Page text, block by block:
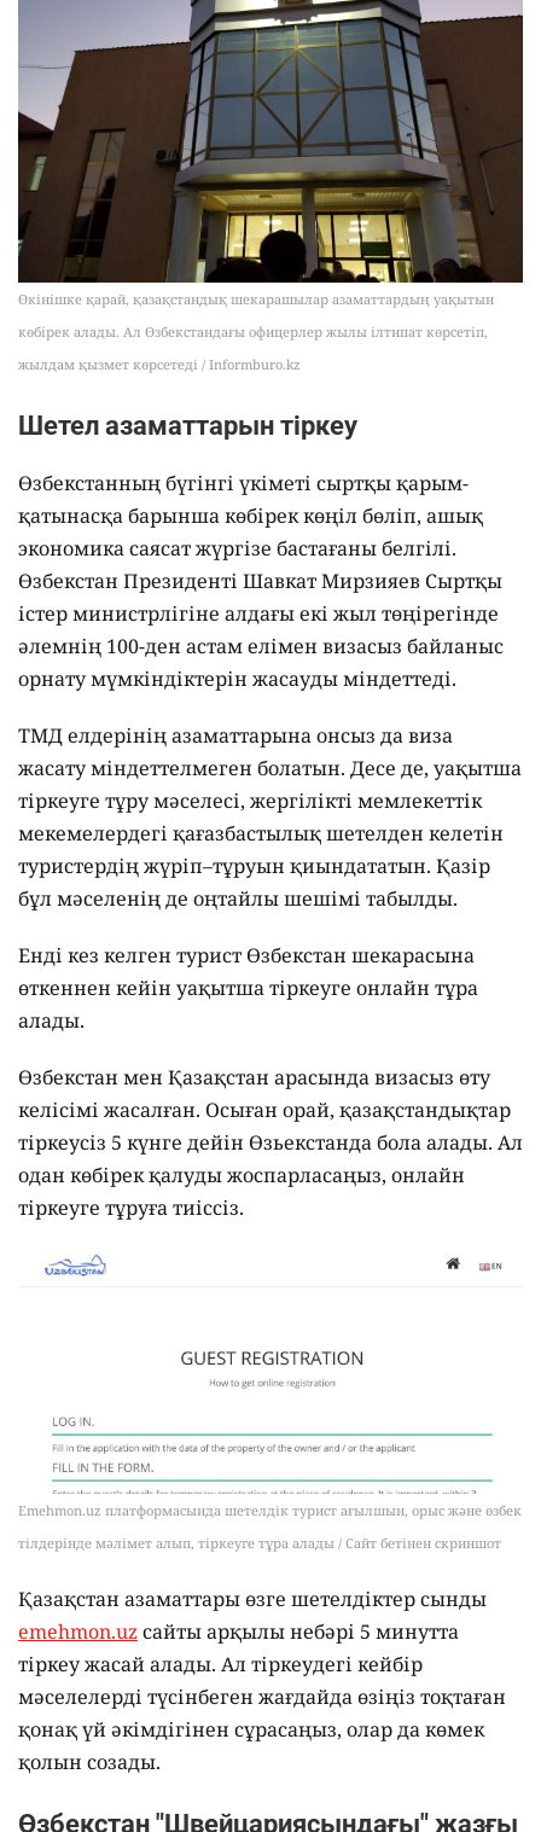
Өкінішке қарай, қазақстандық шекарашылар азаматтардың уақытын
көбірек алады. Ал Өзбекстандағы офицерлер жылы ілтипат көрсетіп,
жылдам қызмет көрсетеді / Informburo.kz
Шетел азаматтарын тіркеу
Өзбекстанның бүгінгі үкіметі сыртқы қарым-
қатынасқа барынша көбірек көңіл бөліп, ашық
экономика саясат жүргізе бастағаны белгілі.
Өзбекстан Президенті Шавкат Мирзияев Сыртқы
істер министрлігіне алдағы екі жыл төңірегінде
әлемнің 100-ден астам елімен визасыз байланыс
орнату мүмкіндіктерін жасауды міндеттеді.
ТМД елдерінің азаматтарына онсыз да виза
жасату міндеттелмеген болатын. Десе де, уақытша
тіркеуге тұру мәселесі, жергілікті мемлекеттік
мекемелердегі қағазбастылық шетелден келетін
туристердің жүріп–тұруын қиындататын. Қазір
бұл мәселенің де оңтайлы шешімі табылды.
Енді кез келген турист Өзбекстан шекарасына
өткеннен кейін уақытша тіркеуге онлайн тұра
алады.
Өзбекстан мен Қазақстан арасында визасыз өту
келісімі жасалған. Осыған орай, қазақстандықтар
тіркеусіз 5 күнге дейін Өзьекстанда бола алады. Ал
одан көбірек қалуды жоспарласаңыз, онлайн
тіркеуге тұруға тиіссіз.
Emehmon.uz платформасында шетелдік турист ағылшын, орыс және өзбек
тілдерінде мәлімет алып, тіркеуге тұра алады / Сайт бетінен скриншот
Қазақстан азаматтары өзге шетелдіктер сынды
emehmon.uzсайты арқылы небәрі 5 минутта
тіркеу жасай алады. Ал тіркеудегі кейбір
мәселелерді түсінбеген жағдайда өзіңіз тоқтаған
қонақ үй әкімдігінен сұрасаңыз, олар да көмек
қолын созады.
Өзбекстан "Швейцариясындағы" жазғы